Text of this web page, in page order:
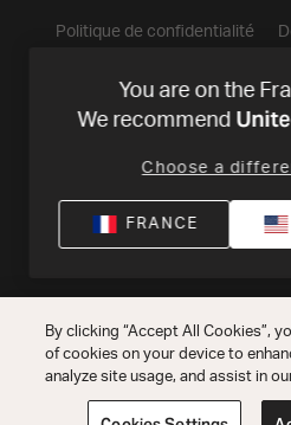
Politique de confidentialité
Conditions de Vente ©2026
Incorporated. All
You are on the
We recommend
Choose a
FRANCE
By clicking “Accept All Cookies”,
of cookies on your device to
analyze site usage, and assist in